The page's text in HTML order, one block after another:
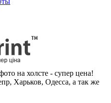
на холсте - супер цена!
Харьков, Одесса, а так же